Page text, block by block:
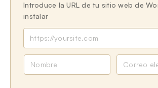
Introduce la URL de tu sitio web de
instalar